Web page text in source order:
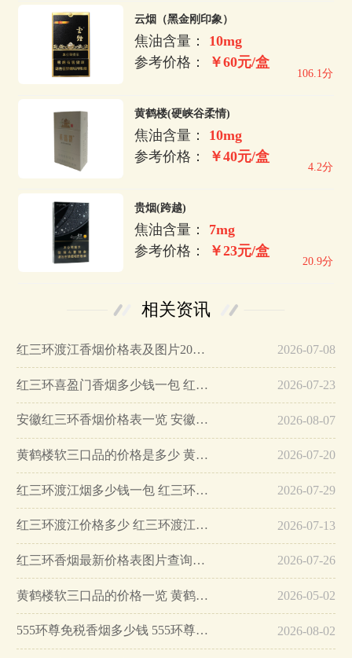
云烟（黑金刚印象）
焦油含量： 10mg
参考价格：
￥60元/盒
106.1分
黄鹤楼(硬峡谷柔情)
焦油含量： 10mg
参考价格：
￥40元/盒
4.2分
贵烟(跨越)
焦油含量： 7mg
参考价格：
￥23元/盒
20.9分
相关资讯
红三环渡江香烟价格表及图片2025… 2026-07-08
红三环喜盈门香烟多少钱一包 红三环喜盈门香烟价格表图片… 2026-07-23
安徽红三环香烟价格表一览 安徽红三环香烟多少钱一包… 2026-08-07
黄鹤楼软三口品的价格是多少 黄鹤楼软三口品好抽吗… 2026-07-20
红三环渡江烟多少钱一包 红三环香烟价格表… 2026-07-29
红三环渡江价格多少 红三环渡江价格图片一览… 2026-07-13
红三环香烟最新价格表图片查询2025… 2026-07-26
黄鹤楼软三口品的价格一览 黄鹤楼软三口品多少钱一盒… 2026-05-02
555环尊免税香烟多少钱 555环尊香烟价格一览… 2026-08-02